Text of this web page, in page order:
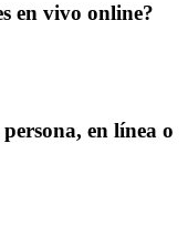
en vivo online?
persona, en línea o